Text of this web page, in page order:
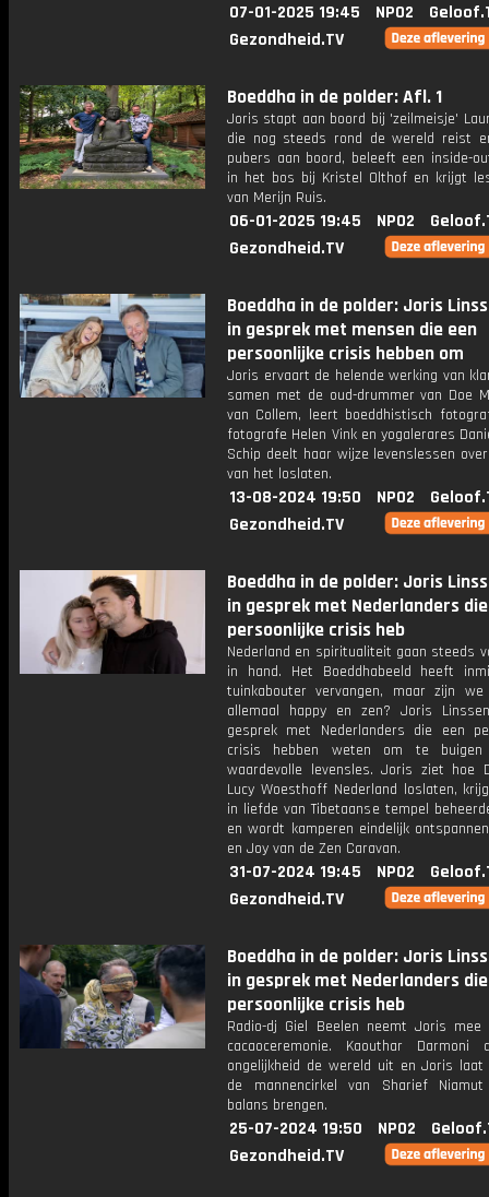
07-01-2025 19:45 NPO2
Gezondheid.TV
Boeddha in de polder: Afl. 1
Joris stapt aan boord bij 'zeilmeisje'
die nog steeds rond de wereld reist
pubers aan boord, beleeft een inside-
in het bos bij Kristel Olthof en krijgt
van Merijn Ruis.
06-01-2025 19:45 NPO2
Gezondheid.TV
Boeddha in de polder: Joris
in gesprek met mensen die een
persoonlijke crisis hebben om
Joris ervaart de helende werking van
samen met de oud-drummer van Doe
van Collem, leert boeddhistisch
fotografe Helen Vink en yogalerares
Schip deelt haar wijze levenslessen
van het loslaten.
13-08-2024 19:50 NPO2
Gezondheid.TV
Boeddha in de polder: Joris
in gesprek met Nederlanders
persoonlijke crisis heb
Nederland en spiritualiteit gaan steeds
in hand. Het Boeddhabeeld heeft
tuinkabouter vervangen, maar zijn we
allemaal happy en zen? Joris
gesprek met Nederlanders die een
crisis hebben weten om te
waardevolle levensles. Joris ziet hoe
Lucy Woesthoff Nederland loslaten,
in liefde van Tibetaanse tempel
en wordt kamperen eindelijk
en Joy van de Zen Caravan.
31-07-2024 19:45 NPO2
Gezondheid.TV
Boeddha in de polder: Joris
in gesprek met Nederlanders
persoonlijke crisis heb
Radio-dj Giel Beelen neemt Joris
cacaoceremonie. Kaouthar Darmoni
ongelijkheid de wereld uit en Joris laat
de mannencirkel van Sharief
balans brengen.
25-07-2024 19:50 NPO2
Gezondheid.TV